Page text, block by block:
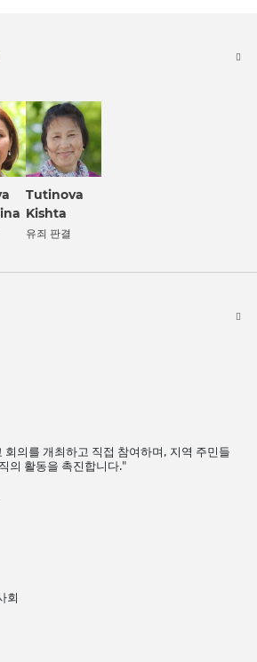
Tutinova
Kishta
유죄 판결
회의를 개최하고 직접 참여하며, 지역 주민들
의 활동을 촉진합니다."
회